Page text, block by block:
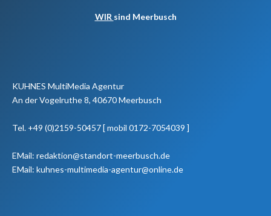
WIR sind Meerbusch
KUHNES MultiMedia Agentur
An der Vogelruthe 8, 40670 Meerbusch
Tel. +49 (0)2159-50457 [ mobil 0172-7054039 ]
EMail: redaktion@standort-meerbusch.de
EMail: kuhnes-multimedia-agentur@online.de